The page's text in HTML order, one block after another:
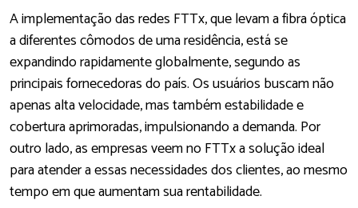
A implementação das redes FTTx, que levam a fibra óptica
a diferentes cômodos de uma residência, está se
expandindo rapidamente globalmente, segundo as
principais fornecedoras do país. Os usuários buscam não
apenas alta velocidade, mas também estabilidade e
cobertura aprimoradas, impulsionando a demanda. Por
outro lado, as empresas veem no FTTx a solução ideal
para atender a essas necessidades dos clientes, ao mesmo
tempo em que aumentam sua rentabilidade.